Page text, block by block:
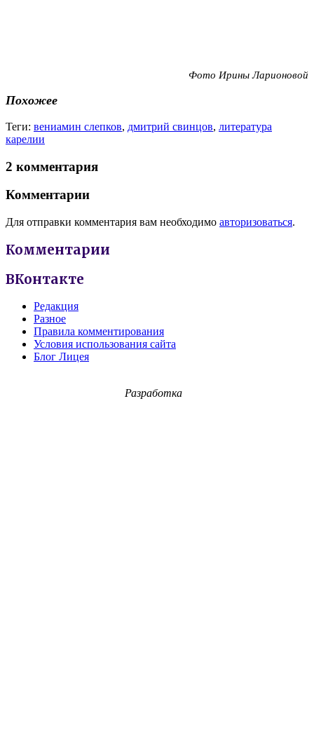
Фото Ирины Ларионовой
Похожее
Теги: вениамин слепков, дмитрий свинцов, литература
карелии
2 комментария
Комментарии
Для отправки комментария вам необходимо авторизоваться.
Комментарии
ВКонтакте
Редакция
Разное
Правила комментирования
Условия использования сайта
Блог Лицея
Разработка